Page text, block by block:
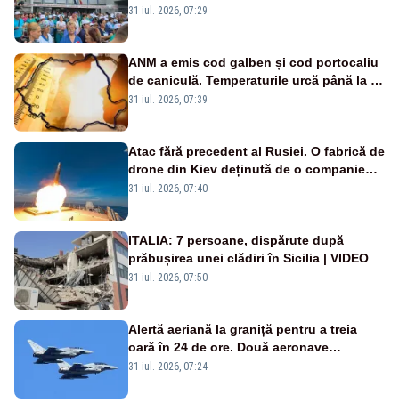
Legii salarizării
31 iul. 2026, 07:29
ANM a emis cod galben și cod portocaliu
de caniculă. Temperaturile urcă până la 38
de grade, iar nopțile devin tropicale
31 iul. 2026, 07:39
Atac fără precedent al Rusiei. O fabrică de
drone din Kiev deținută de o companie
americană, distrusă de o rachetă
31 iul. 2026, 07:40
ITALIA: 7 persoane, dispărute după
prăbușirea unei clădiri în Sicilia | VIDEO
31 iul. 2026, 07:50
Alertă aeriană la graniță pentru a treia
oară în 24 de ore. Două aeronave
Eurofighter britanice au fost ridicate de la
31 iul. 2026, 07:24